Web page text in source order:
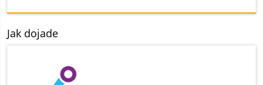
Jak dojade